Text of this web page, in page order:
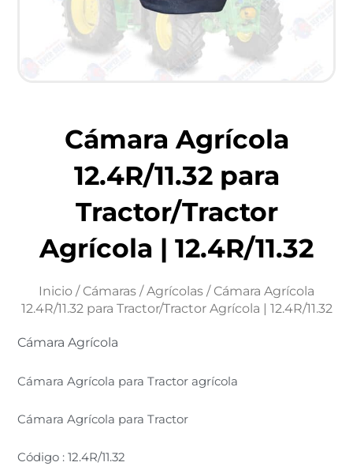
Cámara Agrícola
12.4R/11.32 para
Tractor/Tractor
Agrícola | 12.4R/11.32
Inicio / Cámaras /Agrícolas / Cámara Agrícola
12.4R/11.32 para Tractor/Tractor Agrícola | 12.4R/11.32
Cámara Agrícola
Cámara Agrícola para Tractor agrícola
Cámara Agrícola para Tractor
Código : 12.4R/11.32